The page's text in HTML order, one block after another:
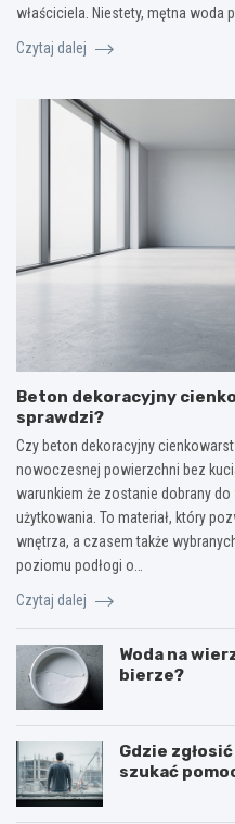
właściciela. Niestety, mętna woda
Czytaj dalej
Beton dekoracyjny
sprawdzi?
Czy beton dekoracyjny
nowoczesnej powierzchni bez
warunkiem że zostanie dobrany
użytkowania. To materiał, który
wnętrza, a czasem także
poziomu podłogi o…
Czytaj dalej
Woda na
bierze?
Gdzie
szukać